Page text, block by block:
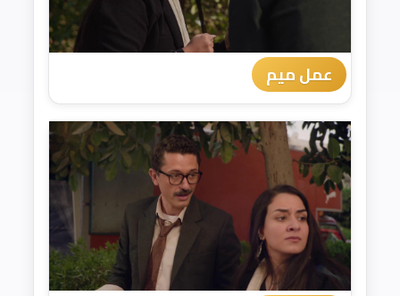
عمل ميم